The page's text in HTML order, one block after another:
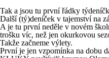
Tak a jsou tu první řádky
Další (tý)deníček v tajemství na
A je tu první neděle v novém
trošku víc, než jen okurkovou
Takže začneme výlety.
První je jen vzpomínka na dobu